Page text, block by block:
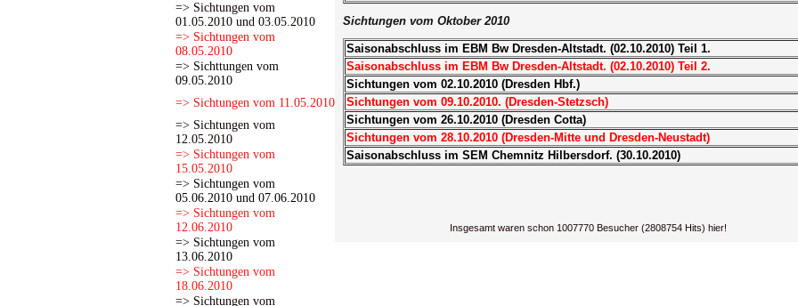
=> Sichtungen vom
01.05.2010 und 03.05.2010
=> Sichtungen vom
08.05.2010
=> Sichttungen vom
09.05.2010
=> Sichtungen vom 11.05.2010
=> Sichtungen vom
12.05.2010
=> Sichtungen vom
15.05.2010
=> Sichtungen vom
05.06.2010 und 07.06.2010
=> Sichtungen vom
12.06.2010
=> Sichtungen vom
13.06.2010
=> Sichtungen vom
18.06.2010
=> Sichtungen vom
Sichtungen vom Oktober 2010
Saisonabschluss im EBM Bw Dresden-Altstadt. (02.10.2010) Teil 1.
Saisonabschluss im EBM Bw Dresden-Altstadt. (02.10.2010) Teil 2.
Sichtungen vom 02.10.2010 (Dresden Hbf.)
Sichtungen vom 09.10.2010. (Dresden-Stetzsch)
Sichtungen vom 26.10.2010 (Dresden Cotta)
Sichtungen vom 28.10.2010 (Dresden-Mitte und Dresden-Neustadt)
Saisonabschluss im SEM Chemnitz Hilbersdorf. (30.10.2010)
Insgesamt waren schon 1007770 Besucher (2808754 Hits) hier!